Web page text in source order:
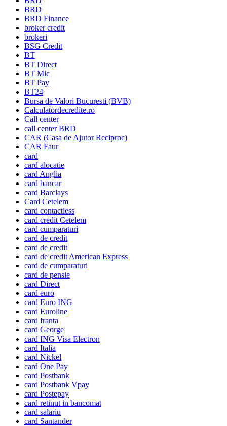
BRD
BRD Finance
broker credit
brokeri
BSG Credit
BT
BT Direct
BT Mic
BT Pay
BT24
Bursa de Valori Bucuresti (BVB)
Calculatordecredite.ro
Call center
call center BRD
CAR (Casa de Ajutor Reciproc)
CAR Faur
card
card alocatie
card Anglia
card bancar
card Barclays
Card Cetelem
card contactless
card credit Cetelem
card cumparaturi
card de credit
card de credit
card de credit American Express
card de cumparaturi
card de pensie
card Direct
card euro
card Euro ING
card Euroline
card franta
card George
card ING Visa Electron
card Italia
card Nickel
card One Pay
card Postbank
card Postbank Vpay
card Postepay
card retinut in bancomat
card salariu
card Santander